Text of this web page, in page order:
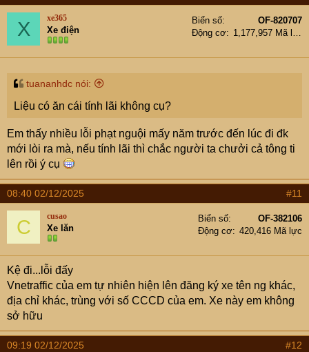
X xe365
Xe điện
Biển số
OF-820707
Động cơ
1,177,957 Mã lực
tuananhdc nói:
Liệu có ăn cái tính lãi không cụ?
Em thấy nhiều lỗi phạt nguội mấy năm trước đến lúc đi đk
mới lòi ra mà, nếu tính lãi thì chắc người ta chưởi cả tông ti
lên rồi ý cụ
08:40 02/12/2025 #11
C cusao
Xe lăn
Biển số
OF-382106
Động cơ
420,416 Mã lực
Kệ đi...lỗi đấy
Vnetraffic của em tự nhiên hiện lên đăng ký xe tên ng khác,
địa chỉ khác, trùng với số CCCD của em. Xe này em không
sở hữu
09:19 02/12/2025 #12